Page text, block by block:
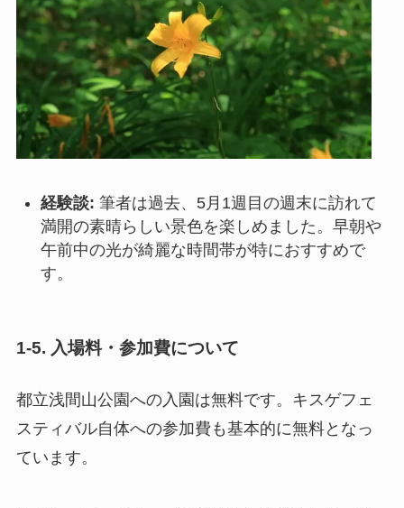
経験談: 筆者は過去、5月1週目の週末に訪れて
満開の素晴らしい景色を楽しめました。早朝や
午前中の光が綺麗な時間帯が特におすすめで
す。
1-5. 入場料・参加費について
都立浅間山公園への入園は無料です。キスゲフェ
スティバル自体への参加費も基本的に無料となっ
ています。